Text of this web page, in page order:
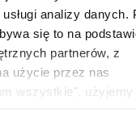
analizy danych.
się to na
partnerów, z
użycie przez nas
wszystkie", użyjemy